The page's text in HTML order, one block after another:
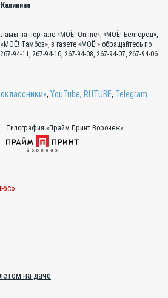
на портале «МОЁ! Online», «МОЁ! Белгород»,
Тамбов», в газете «МОЁ!» обращайтесь по
94-11, 267-94-10, 267-94-08, 267-94-07, 267-94-06
, YouTube, RUTUBE, Telegram
Типография «Прайм Принт Воронеж»
на даче